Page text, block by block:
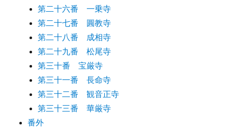
第二十六番 一乗寺
第二十七番 圓教寺
第二十八番 成相寺
第二十九番 松尾寺
第三十番 宝厳寺
第三十一番 長命寺
第三十二番 観音正寺
第三十三番 華厳寺
番外